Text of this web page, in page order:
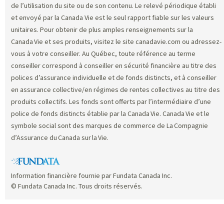
de l’utilisation du site ou de son contenu. Le relevé périodique établi
et envoyé par la Canada Vie est le seul rapport fiable sur les valeurs
unitaires. Pour obtenir de plus amples renseignements sur la
Canada Vie et ses produits, visitez le site canadavie.com ou adressez-
vous à votre conseiller. Au Québec, toute référence au terme
conseiller correspond à conseiller en sécurité financière au titre des
polices d’assurance individuelle et de fonds distincts, et à conseiller
en assurance collective/en régimes de rentes collectives au titre des
produits collectifs. Les fonds sont offerts par l’intermédiaire d’une
police de fonds distincts établie par la Canada Vie. Canada Vie et le
symbole social sont des marques de commerce de La Compagnie
d’Assurance du Canada sur la Vie.
Information financière fournie par Fundata Canada Inc.
© Fundata Canada Inc. Tous droits réservés.